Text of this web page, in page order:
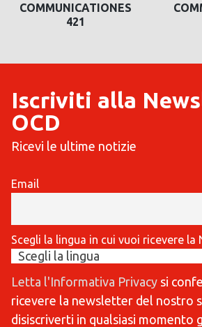
COMMUNICATIONES
421
COMMUNICATIONES
420
Iscriviti alla
OCD
Ricevi le ultime notizie
Email
Scegli la lingua in cui vuoi ricevere la
Letta l'Informativa Privacy si
ricevere la newsletter del nostro
disiscriverti in qualsiasi momento